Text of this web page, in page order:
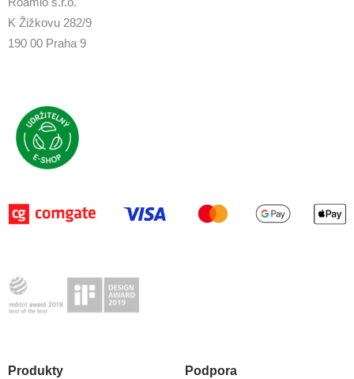
K Žižkovu 282/9
190 00 Praha 9
Produkty Podpora